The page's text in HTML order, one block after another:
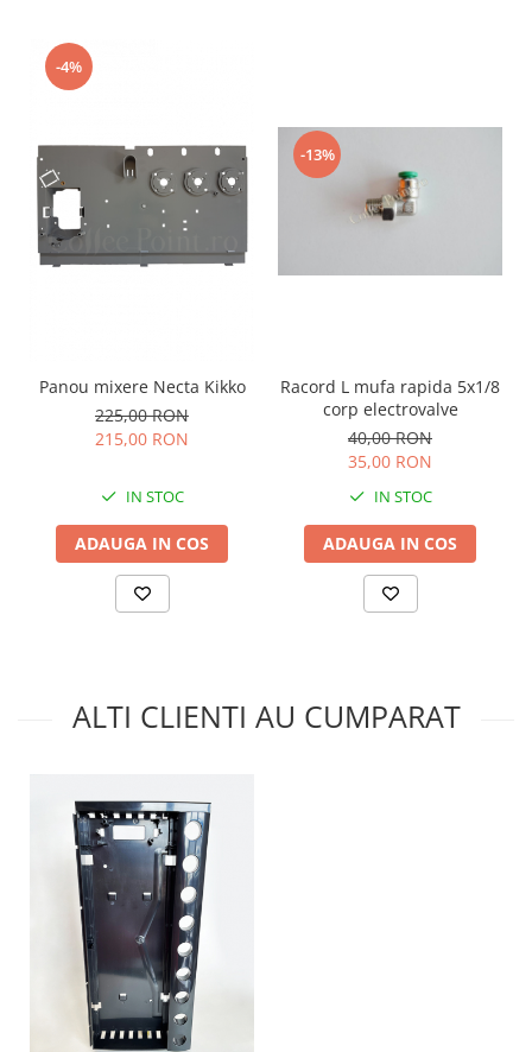
-4%
Panou mixere Necta Kikko
225,00 RON
215,00 RON
IN STOC
ADAUGA IN COS
-13%
Racord L mufa rapida 5x1/8
corp electrovalve
40,00 RON
35,00 RON
IN STOC
ADAUGA IN COS
ALTI CLIENTI AU CUMPARAT